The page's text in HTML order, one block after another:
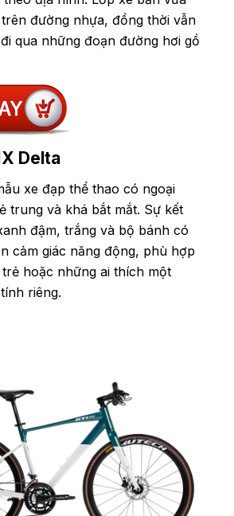
đường nhựa, đồng thời vẫn
qua những đoạn đường hơi gồ
Delta
xe đạp thể thao có ngoại
trung và khá bắt mắt. Sự kết
đậm, trắng và bộ bánh có
cảm giác năng động, phù hợp
hoặc những ai thích một
riêng.